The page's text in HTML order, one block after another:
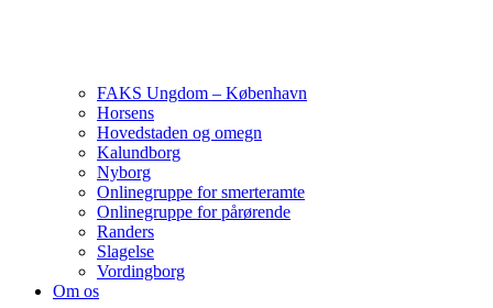
FAKS Ungdom – København
Horsens
Hovedstaden og omegn
Kalundborg
Nyborg
Onlinegruppe for smerteramte
Onlinegruppe for pårørende
Randers
Slagelse
Vordingborg
Om os